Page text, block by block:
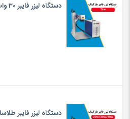
دستگاه لیزر فایبر 30 وات
دستگاه لیزر فایبر